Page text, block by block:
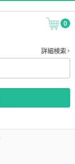
0
詳細検索